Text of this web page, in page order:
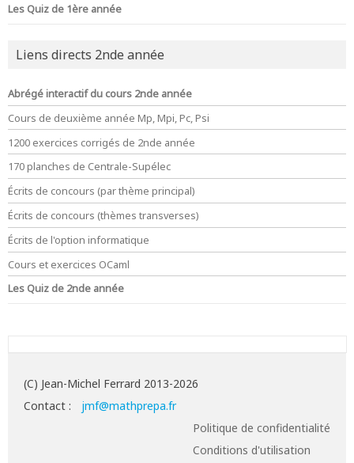
Les Quiz de 1ère année
Liens directs 2nde année
Abrégé interactif du cours 2nde année
Cours de deuxième année Mp, Mpi, Pc, Psi
1200 exercices corrigés de 2nde année
170 planches de Centrale-Supélec
Écrits de concours (par thème principal)
Écrits de concours (thèmes transverses)
Écrits de l'option informatique
Cours et exercices OCaml
Les Quiz de 2nde année
(C) Jean-Michel Ferrard 2013-2026
Contact :
jmf@mathprepa.fr
Politique de confidentialité
Conditions d'utilisation